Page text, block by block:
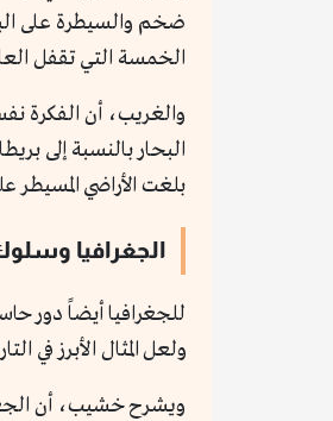
ضخم والسيطرة على
الخمسة التي تقفل
والغريب، أن الفكرة
البحار بالنسبة إلى
بلغت الأراضي
الجغرافيا
للجغرافيا أيضاً دور
ولعل المثال الأبرز في
ويشرح خشيب، أن